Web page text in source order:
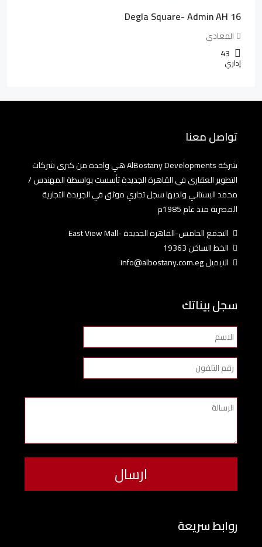
Degla Square- Admin AH 16
المعادي
43
إداري
تواصل معنا
شركة AlBostany Developments هي واحدة من كبرى شركات
التطوير العقاري في القاهرة الجديدة تأسست بواسطة المهندس /
محمد البستاني ولديها سجل تجاري موثق في الجريدة التجارية
المصرية منذ عام 1985م
التجمع الخامس-القاهرة الجديدة -East View Mall
الخط الساخن 19363
الايميل info@albostany.com.eg
سجل بيناتك
روابط سريعة